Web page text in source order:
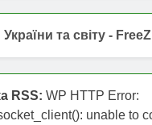
та світу -
RSS: WP HTTP Error:
unable to